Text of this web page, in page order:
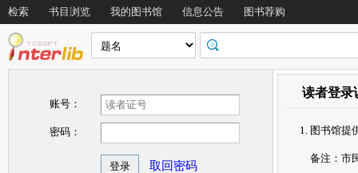
检索 书目浏览 我的图书馆 信息公告 图书荐购
账号：
密码：
取回密码
读者登录
图书馆提
备注：市